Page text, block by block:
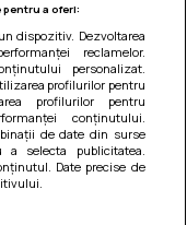
a oferi:
dispozitiv. Dezvoltarea
reclamelor.
personalizat.
profilurilor pentru
profilurilor pentru
conținutului.
de date din surse
selecta publicitatea.
Date precise de